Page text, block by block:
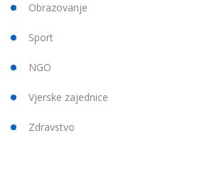
Obrazovanje
Sport
NGO
Vjerske zajednice
Zdravstvo